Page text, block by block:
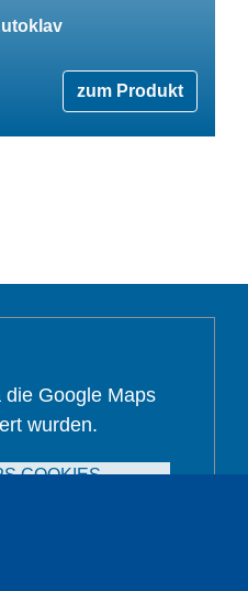
zum Produkt
Google Maps
wurden.
COOKIES